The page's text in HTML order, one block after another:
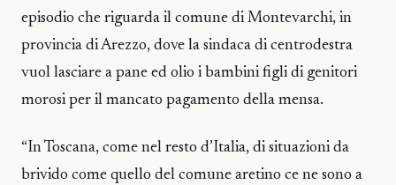
episodio che riguarda il comune di Montevarchi, in
provincia di Arezzo, dove la sindaca di centrodestra
vuol lasciare a pane ed olio i bambini figli di genitori
morosi per il mancato pagamento della mensa.
“In Toscana, come nel resto d’Italia, di situazioni da
brivido come quello del comune aretino ce ne sono a